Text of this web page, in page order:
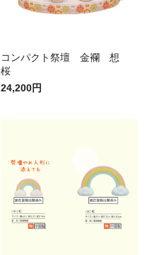
コンパクト祭壇 金襴 想
桜
24,200円